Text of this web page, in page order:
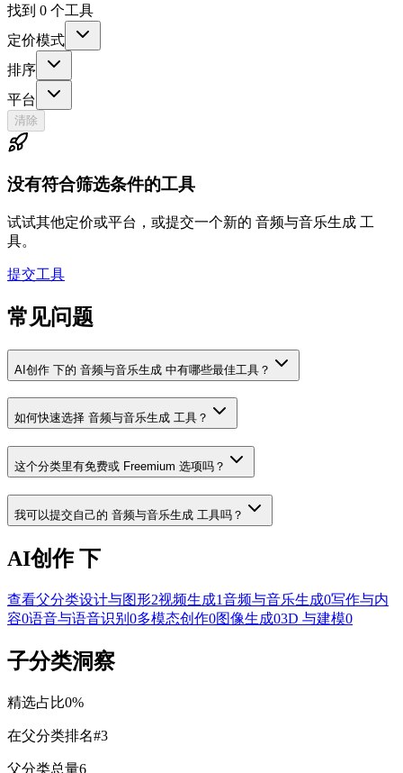
找到 0 个工具
定价模式
排序
平台
清除
没有符合筛选条件的工具
试试其他定价或平台，或提交一个新的 音频与音乐生成 工
具。
提交工具
常见问题
AI创作 下的 音频与音乐生成 中有哪些最佳工具？
如何快速选择 音频与音乐生成 工具？
这个分类里有免费或 Freemium 选项吗？
我可以提交自己的 音频与音乐生成 工具吗？
AI创作 下
查看父分类设计与图形2视频生成1音频与音乐生成0写作与内
容0语音与语音识别 0多模态创作0图像生成03D 与建模0
子分类洞察
精选占比0%
在父分类排名#3
父分类总量6